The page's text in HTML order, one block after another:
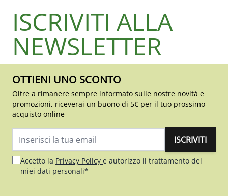
ISCRIVITI ALLA
NEWSLETTER
OTTIENI UNO SCONTO
Oltre a rimanere sempre informato sulle nostre novità e
promozioni, riceverai un buono di 5€ per il tuo prossimo
acquisto online
ISCRIVITI
Accetto la Privacy Policy e autorizzo il trattamento dei
miei dati personali*